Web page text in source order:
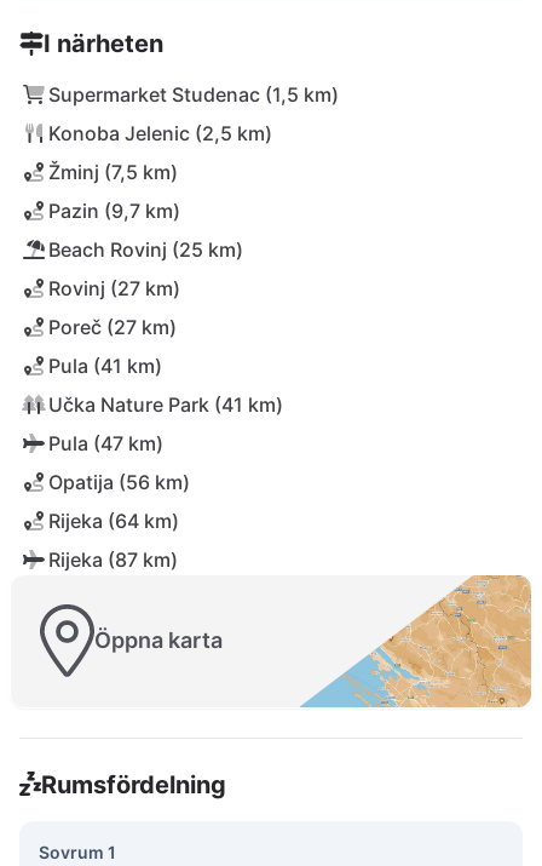
I närheten
Supermarket Studenac (1,5 km)
Konoba Jelenic (2,5 km)
Žminj (7,5 km)
Pazin (9,7 km)
Beach Rovinj (25 km)
Rovinj (27 km)
Poreč (27 km)
Pula (41 km)
Učka Nature Park (41 km)
Pula (47 km)
Opatija (56 km)
Rijeka (64 km)
Rijeka (87 km)
Öppna karta
Rumsfördelning
Sovrum 1